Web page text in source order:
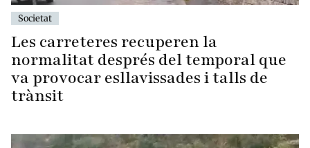
Societat
Les carreteres recuperen la
normalitat després del temporal que
va provocar esllavissades i talls de
trànsit